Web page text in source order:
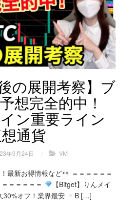
の展開考察】ブ
想完全的中！
ン重要ライン
通貨
年9月24日 / VM
最新お得情報など
＝＝＝＝＝＝
＝＝＝＝＝
【Bitget】りんメイ
オフ！業界最安
B […]